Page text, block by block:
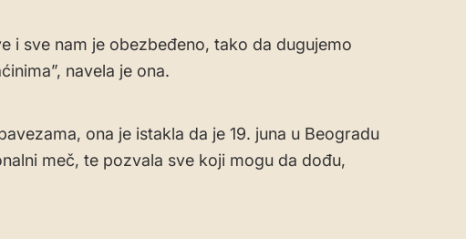
i sve nam je obezbeđeno, tako da dugujemo
navela je ona.
ona je istakla da je 19. juna u Beogradu
meč, te pozvala sve koji mogu da dođu,